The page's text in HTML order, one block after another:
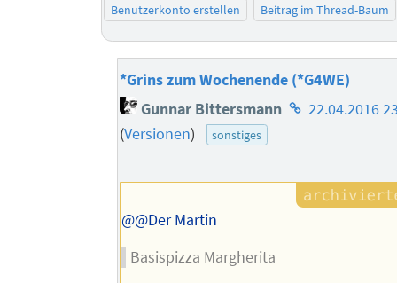
Benutzerkonto erstellen
Beitrag im Thread-Baum
*Grins zum Wochenende (*G4WE)
Gunnar Bittersmann Homepage
22.04.2016
(Versionen) sonstiges
@@Der Martin
Basispizza Margherita